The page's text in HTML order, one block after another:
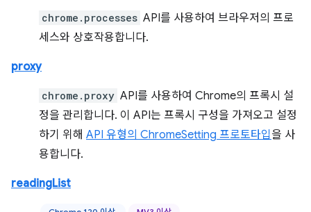
chrome.processes API를 사용하여 브라우저의 프로
세스와 상호작용합니다.
proxy
chrome.proxy API를 사용하여 Chrome의 프록시 설
정을 관리합니다. 이 API는 프록시 구성을 가져오고 설정
하기 위해 API 유형의 ChromeSetting 프로토타입 을 사
용합니다.
readingList